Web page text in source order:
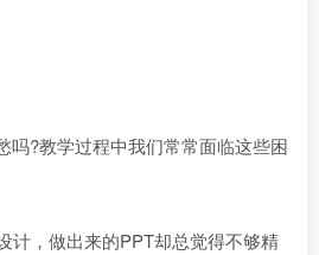
吗?教学过程中我们常常面临这些困
计，做出来的PPT却总觉得不够精